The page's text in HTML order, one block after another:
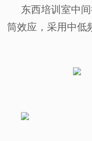
东西培训室中
筒效应，采用中低